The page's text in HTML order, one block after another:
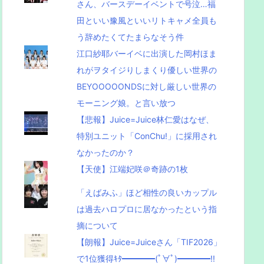
さん、バースデーイベントで号泣…福
田といい豫風といいリトキャメ全員も
う辞めたくてたまらなそう件
江口紗耶バーイベに出演した岡村ほま
れがヲタイジりしまくり優しい世界の
BEYOOOOONDSに対し厳しい世界の
モーニング娘。と言い放つ
【悲報】Juice=Juice林仁愛はなぜ、
特別ユニット「ConChu!」に採用され
なかったのか？
【天使】江端妃咲＠奇跡の1枚
「えばみふ」ほど相性の良いカップル
は過去ハロプロに居なかったという指
摘について
【朗報】Juice=Juiceさん「TIF2026」
で1位獲得ｷﾀ━━━━(ﾟ∀ﾟ)━━━━!!